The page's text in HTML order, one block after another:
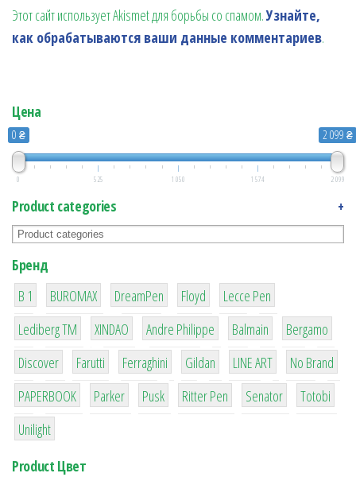
Этот сайт использует Akismet для борьбы со спамом.Узнайте,
как обрабатываются ваши данные комментариев.
Цена
0 ₴ 2 099 ₴
0 525 1 050 1 574 2 099
Product categories +
Бренд
B 1
1
BUROMAX
1
DreamPen
2
Floyd
2
Lecce Pen
3
Lediberg ТМ
3
XINDAO
1
Andre Philippe
4
Balmain
26
Bergamo
64
Discover
299
Farutti
4
Ferraghini
42
Gildan
4
LINE ART
90
No Brand
8
PAPERBOOK
6
Parker
2
Pusk
22
Ritter Pen
15
Senator
43
Totobi
1
Unilight
Product Цвет